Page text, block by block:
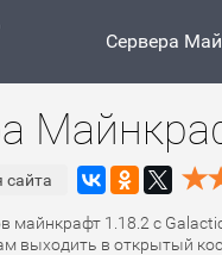
Сервера
сайта
майнкрафт 1.18.2 с
выходить в открытый